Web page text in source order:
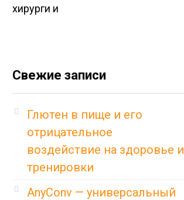
хирурги и
Свежие записи
Глютен в пище и его
отрицательное
воздействие на здоровье и
тренировки
AnyConv — универсальный